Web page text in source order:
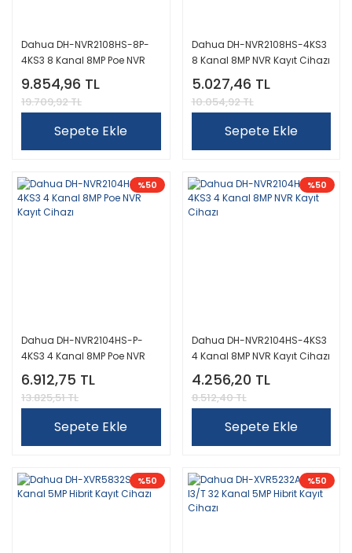
Dahua DH-NVR2108HS-8P-
4KS3 8 Kanal 8MP Poe NVR
Kayıt Cihazı
9.854,96 TL
19.709,92 TL
Sepete Ekle
Dahua DH-NVR2108HS-4KS3
8 Kanal 8MP NVR Kayıt Cihazı
5.027,46 TL
10.054,92 TL
Sepete Ekle
%50
Dahua DH-NVR2104HS-P-
4KS3 4 Kanal 8MP Poe NVR
Kayıt Cihazı
6.912,75 TL
13.825,51 TL
Sepete Ekle
%50
Dahua DH-NVR2104HS-4KS3
4 Kanal 8MP NVR Kayıt Cihazı
4.256,20 TL
8.512,40 TL
Sepete Ekle
%50 %50